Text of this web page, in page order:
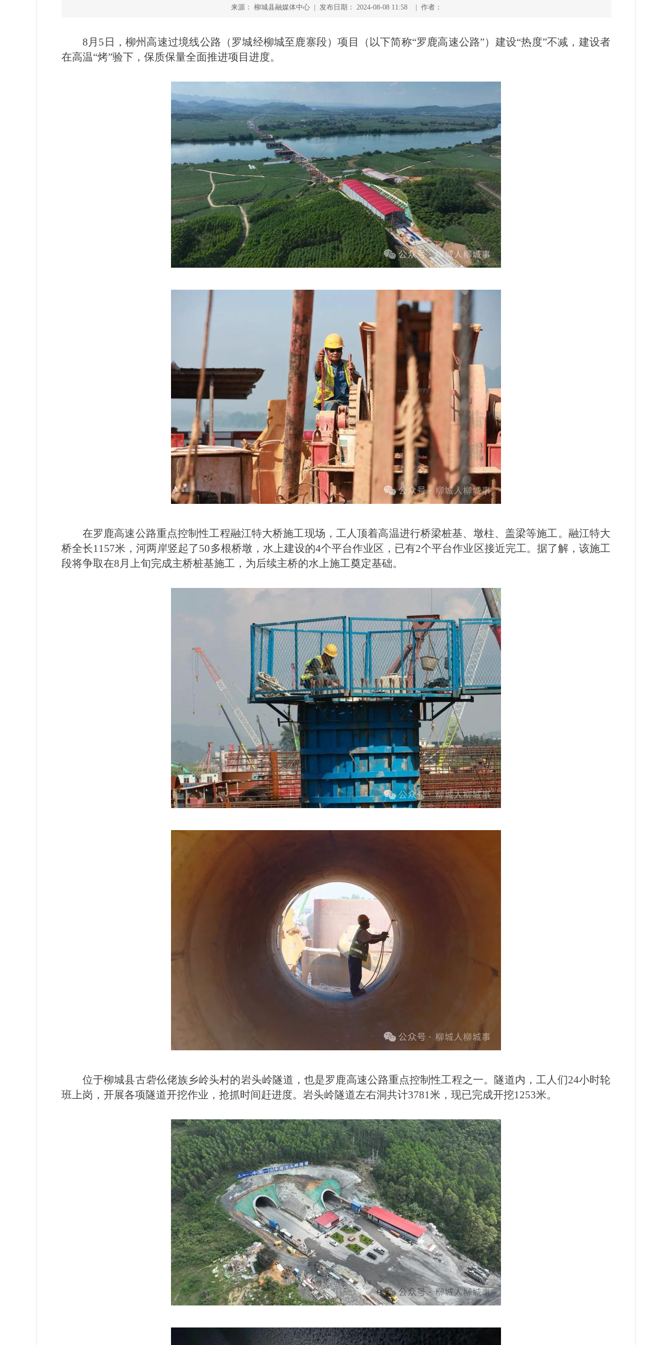
来源： 柳城县融媒体中心 | 发布日期： 2024-08-08 11:58 | 作者：
8月5日，柳州高速过境线公路（罗城经柳城至鹿寨段）项目（以下简称“罗鹿高速公路”）建设“热度”不减，建设者
在高温“烤”验下，保质保量全面推进项目进度。
在罗鹿高速公路重点控制性工程融江特大桥施工现场，工人顶着高温进行桥梁桩基、墩柱、盖梁等施工。融江特大
桥全长1157米，河两岸竖起了50多根桥墩，水上建设的4个平台作业区，已有2个平台作业区接近完工。据了解，该施工
段将争取在8月上旬完成主桥桩基施工，为后续主桥的水上施工奠定基础。
位于柳城县古砦仫佬族乡岭头村的岩头岭隧道，也是罗鹿高速公路重点控制性工程之一。隧道内，工人们24小时轮
班上岗，开展各项隧道开挖作业，抢抓时间赶进度。岩头岭隧道左右洞共计3781米，现已完成开挖1253米。